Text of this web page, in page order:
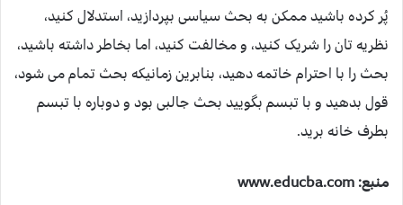
پُر کرده باشید ممکن به بحث سیاسی بپردازید، استدلال کنید،
نظریه تان را شریک کنید، و مخالفت کنید، اما بخاطر داشته باشید،
بحث را با احترام خاتمه دهید، بنابرین زمانیکه بحث تمام می شود،
قول بدهید و با تبسم بگویید بحث جالبی بود و دوباره با تبسم
بطرف خانه برید.
منبع: www.educba.com